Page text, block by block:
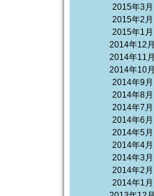
2015年3月
2015年2月
2015年1月
2014年12月
2014年11月
2014年10月
2014年9月
2014年8月
2014年7月
2014年6月
2014年5月
2014年4月
2014年3月
2014年2月
2014年1月